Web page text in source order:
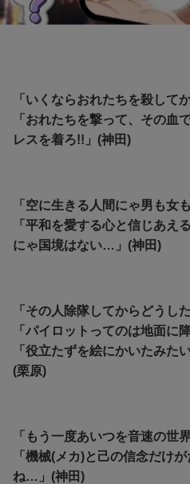
「いくならおれたちを殺して
「おれたちを撃って、その血
レスを着ろ!!」(神田)
「空に生きる人間にゃ男も女
「平和を愛する心と信じあえ
にゃ国境はない…」(神田)
「その人除隊してからどうし
「パイロットってのは地面に
「役立たずを絵にかいたみた
(栗原)
「もう一度あいつを音速の世
「機械(メカ)と己の信念だけ
ね…」(神田)